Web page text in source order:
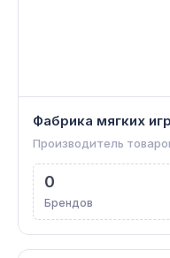
Фабрика мягких
Производитель
0
Брендов